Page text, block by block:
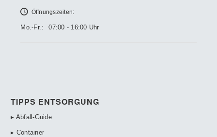
Öffnungszeiten:
Mo.-Fr. : 07:00 - 16:00 Uhr
TIPPS ENTSORGUNG
▸ Abfall-Guide
▸ Container